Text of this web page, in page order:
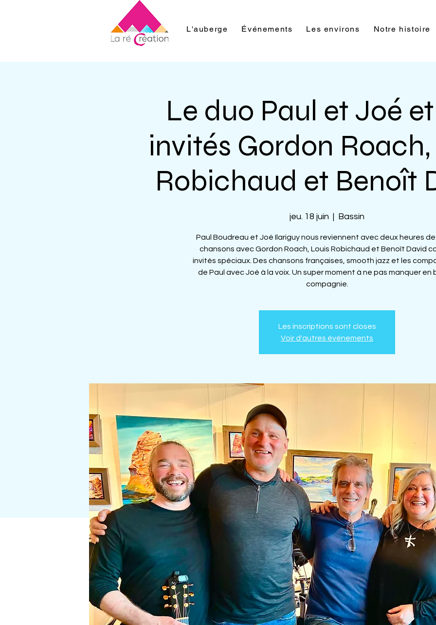
L'auberge Événements Les environs Notre histoire
Le duo Paul et Joé
invités Gordon
Robichaud et Benoît
jeu. 18 juin
  |
Bassin
Paul Boudreau et Joé Ilariguy nous reviennent avec deux heures
chansons avec Gordon Roach, Louis Robichaud et Benoît David
invités spéciaux. Des chansons françaises, smooth jazz et les
de Paul avec Joé à la voix. Un super moment à ne pas manquer en
Les inscriptions sont closes
Voir d'autres événements